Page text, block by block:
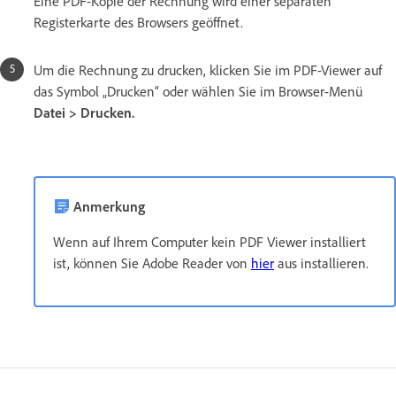
Registerkarte des Browsers geöffnet.
Um die Rechnung zu drucken, klicken Sie im PDF-Viewer auf
das Symbol „Drucken“ oder wählen Sie im Browser-Menü
Datei > Drucken.
Anmerkung
Wenn auf Ihrem Computer kein PDF Viewer installiert
ist, können Sie Adobe Reader von hier aus installieren.